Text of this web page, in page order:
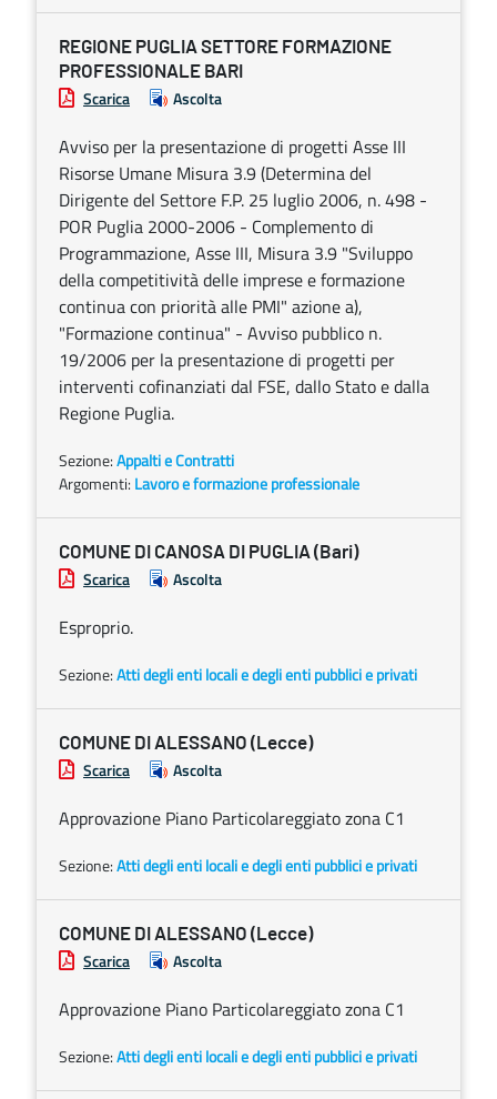
REGIONE PUGLIA SETTORE FORMAZIONE
PROFESSIONALE BARI
Scarica Ascolta
Avviso per la presentazione di progetti Asse III
Risorse Umane Misura 3.9 (Determina del
Dirigente del Settore F.P. 25 luglio 2006, n. 498 -
POR Puglia 2000-2006 - Complemento di
Programmazione, Asse III, Misura 3.9 "Sviluppo
della competitività delle imprese e formazione
continua con priorità alle PMI" azione a),
"Formazione continua" - Avviso pubblico n.
19/2006 per la presentazione di progetti per
interventi cofinanziati dal FSE, dallo Stato e dalla
Regione Puglia.
Sezione:Appalti e Contratti
Argomenti: Lavoro e formazione professionale
COMUNE DI CANOSA DI PUGLIA (Bari)
Scarica Ascolta
Esproprio.
Sezione:Atti degli enti locali e degli enti pubblici e privati
COMUNE DI ALESSANO (Lecce)
Scarica Ascolta
Approvazione Piano Particolareggiato zona C1
Sezione:Atti degli enti locali e degli enti pubblici e privati
COMUNE DI ALESSANO (Lecce)
Scarica Ascolta
Approvazione Piano Particolareggiato zona C1
Sezione:Atti degli enti locali e degli enti pubblici e privati